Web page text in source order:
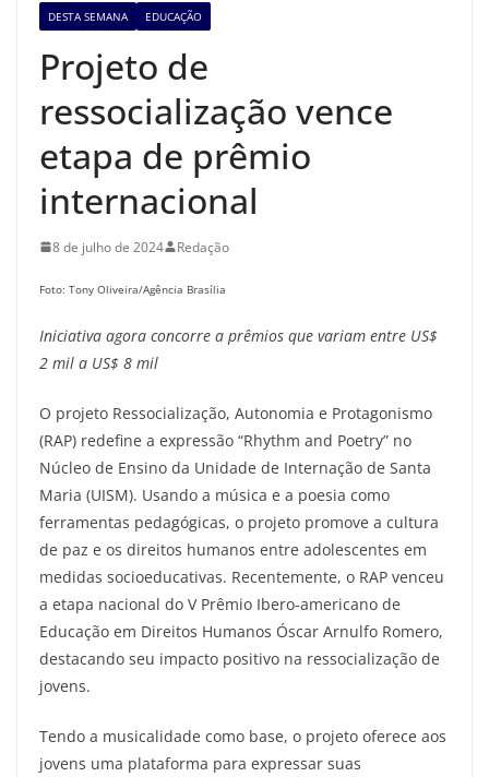
DESTA SEMANA EDUCAÇÃO
Projeto de
ressocialização vence
etapa de prêmio
internacional
8 de julho de 2024 Redação
Foto: Tony Oliveira/Agência Brasília
Iniciativa agora concorre a prêmios que variam entre US$
2 mil a US$ 8 mil
O projeto Ressocialização, Autonomia e Protagonismo
(RAP) redefine a expressão “Rhythm and Poetry” no
Núcleo de Ensino da Unidade de Internação de Santa
Maria (UISM). Usando a música e a poesia como
ferramentas pedagógicas, o projeto promove a cultura
de paz e os direitos humanos entre adolescentes em
medidas socioeducativas. Recentemente, o RAP venceu
a etapa nacional do V Prêmio Ibero-americano de
Educação em Direitos Humanos Óscar Arnulfo Romero,
destacando seu impacto positivo na ressocialização de
jovens.
Tendo a musicalidade como base, o projeto oferece aos
jovens uma plataforma para expressar suas